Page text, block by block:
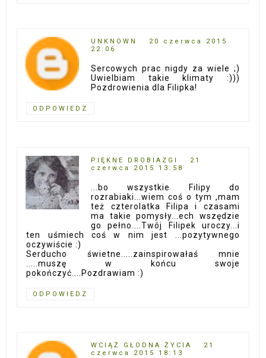
UNKNOWN
20 czerwca 2015
22:06
Sercowych prac nigdy za wiele ;)
Uwielbiam takie klimaty :)))
Pozdrowienia dla Filipka!
ODPOWIEDZ
PIĘKNE DROBIAZGI
21
czerwca 2015 13:58
...bo wszystkie Filipy do
rozrabiaki...wiem coś o tym ,mam
też czterolatka Filipa i czasami
ma takie pomysły...ech wszędzie
go pełno....Twój Filipek uroczy...i
ten uśmiech coś w nim jest ...pozytywnego
oczywiście :)
Serducho świetne.....zainspirowałaś mnie
.....muszę w końcu swoje
pokończyć....Pozdrawiam :)
ODPOWIEDZ
WCIĄŻ GŁODNA ŻYCIA
21
czerwca 2015 18:13